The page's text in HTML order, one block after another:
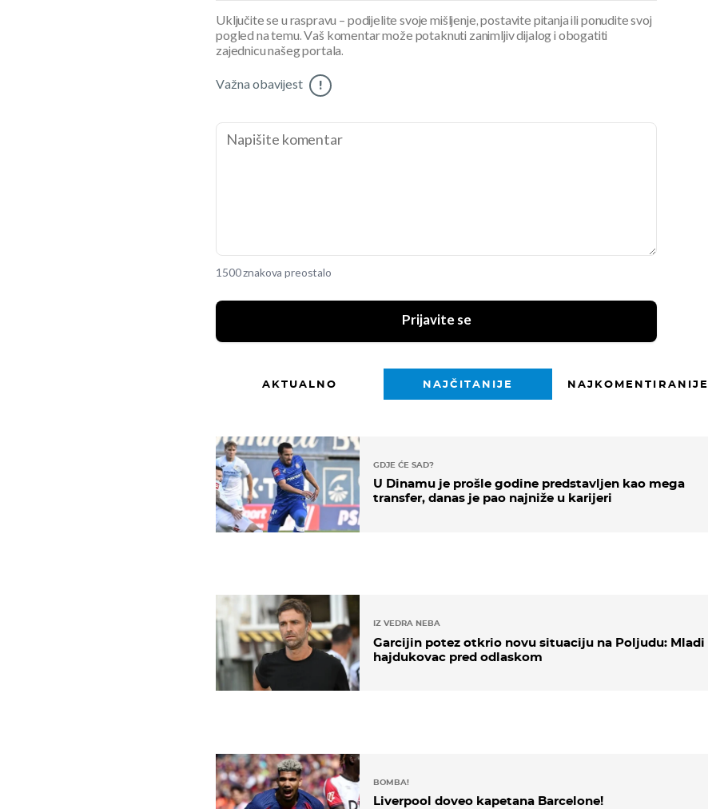
Uključite se u raspravu – podijelite svoje mišljenje, postavite pitanja ili ponudite svoj
pogled na temu. Vaš komentar može potaknuti zanimljiv dijalog i obogatiti
zajednicu našeg portala.
Važna obavijest !
1500 znakova preostalo
Prijavite se
AKTUALNO NAJČITANIJE NAJKOMENTIRANIJE
GDJE ĆE SAD?
U Dinamu je prošle godine predstavljen kao mega
transfer, danas je pao najniže u karijeri
IZ VEDRA NEBA
Garcijin potez otkrio novu situaciju na Poljudu: Mladi
hajdukovac pred odlaskom
BOMBA!
Liverpool doveo kapetana Barcelone!